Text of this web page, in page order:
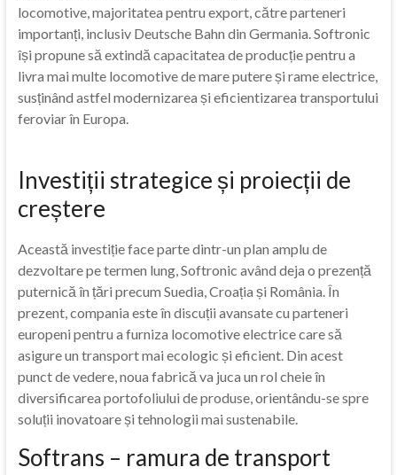
locomotive, majoritatea pentru export, către parteneri
importanți, inclusiv Deutsche Bahn din Germania. Softronic
își propune să extindă capacitatea de producție pentru a
livra mai multe locomotive de mare putere și rame electrice,
susținând astfel modernizarea și eficientizarea transportului
feroviar în Europa.
Investiții strategice și proiecții de
creștere
Această investiție face parte dintr-un plan amplu de
dezvoltare pe termen lung, Softronic având deja o prezență
puternică în țări precum Suedia, Croația și România. În
prezent, compania este în discuții avansate cu parteneri
europeni pentru a furniza locomotive electrice care să
asigure un transport mai ecologic și eficient. Din acest
punct de vedere, noua fabrică va juca un rol cheie în
diversificarea portofoliului de produse, orientându-se spre
soluții inovatoare și tehnologii mai sustenabile.
Softrans – ramura de transport